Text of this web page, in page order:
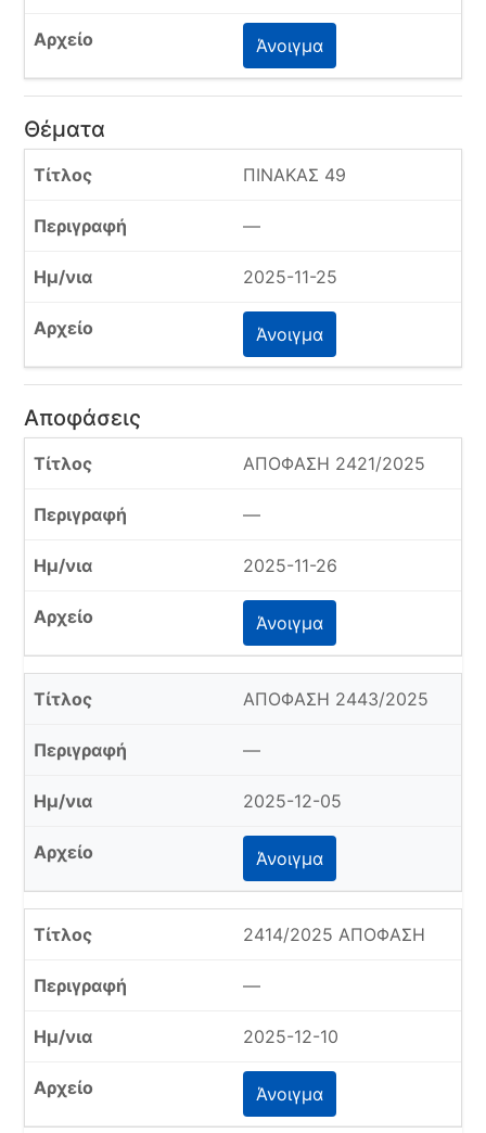
Άνοιγμα
Θέματα
ΠΙΝΑΚΑΣ 49
—
2025-11-25
Άνοιγμα
Αποφάσεις
ΑΠΟΦΑΣΗ 2421/2025
—
2025-11-26
Άνοιγμα
ΑΠΟΦΑΣΗ 2443/2025
—
2025-12-05
Άνοιγμα
2414/2025 ΑΠΟΦΑΣΗ
—
2025-12-10
Άνοιγμα